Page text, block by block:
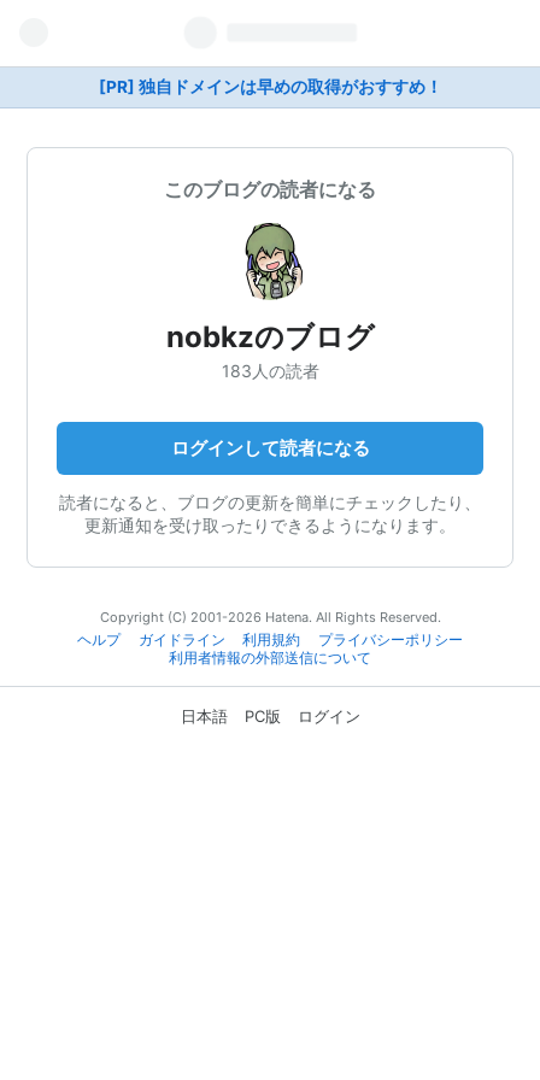
[PR] 独自ドメインは早めの取得がおすすめ！
このブログの読者になる
nobkzのブログ
183人の読者
ログインして読者になる
読者になると、ブログの更新を簡単にチェックしたり、
更新通知を受け取ったりできるようになります。
Copyright (C) 2001-2026 Hatena. All Rights Reserved.
ヘルプ
ガイドライン 利用規約
プライバシーポリシー
利用者情報の外部送信について
日本語 PC版 ログイン